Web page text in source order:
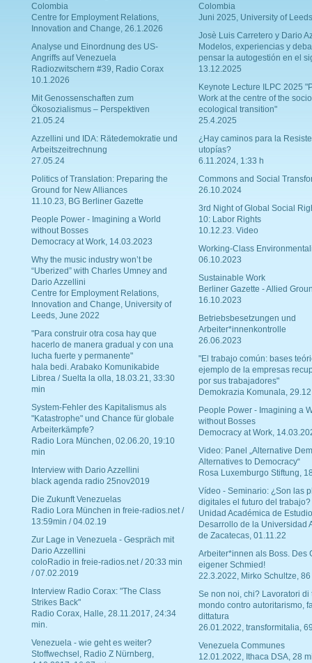
Colombia
Centre for Employment Relations,
Innovation and Change, 26.1.2026
Analyse und Einordnung des US-
Angriffs auf Venezuela
Radiozwitschern #39, Radio Corax
10.1.2026
Mit Genossenschaften zum
Ökosozialismus – Perspektiven
21.05.24
Azzellini und IDA: Rätedemokratie und
Arbeitszeitrechnung
27.05.24
Politics of Translation: Preparing the
Ground for New Alliances
11.10.23, BG Berliner Gazette
People Power - Imagining a World
without Bosses
Democracy at Work, 14.03.2023
Why the music industry won’t be
“Uberized” with Charles Umney and
Dario Azzellini
Centre for Employment Relations,
Innovation and Change, University of
Leeds, June 2022
"Para construir otra cosa hay que
hacerlo de manera gradual y con una
lucha fuerte y permanente"
hala bedi. Arabako Komunikabide
Librea / Suelta la olla, 18.03.21, 33:30
min
System-Fehler des Kapitalismus als
"Katastrophe" und Chance für globale
Arbeiterkämpfe?
Radio Lora München, 02.06.20, 19:10
min
Interview with Dario Azzellini
black agenda radio 25nov2019
Die Zukunft Venezuelas
Radio Lora München in freie-radios.net /
13:59min / 04.02.19
Zur Lage in Venezuela - Gespräch mit
Dario Azzellini
coloRadio in freie-radios.net / 20:33 min
/ 07.02.2019
Interview Radio Corax: "The Class
Strikes Back"
Radio Corax, Halle, 28.11.2017, 24:34
min.
Venezuela - wie geht es weiter?
Stoffwechsel, Radio Z Nürnberg,
Colombia
Juni 2025, University of Leeds
Josè Luis Carretero y Dario
Modelos, experiencias y
pensar la autogestión en el
13.12.2025
Keynote Lecture ILPC 2025
Work at the centre of the
ecological transition"
25.4.2025
¿Hay caminos para la
utopías?
6.11.2024, 1:33 h
Commons and Social
26.10.2024
3rd Night of Global Social
10: Labor Rights
10.12.23. Video
Working-Class
06.10.2023
Sustainable Work
Berliner Gazette - Allied
16.10.2023
Betriebsbesetzungen und
Arbeiter*innenkontrolle
26.06.2023
"El trabajo común: bases
ejemplo de la empresas
por sus trabajadores"
Demokrazia Komunala,
People Power - Imagining a
without Bosses
Democracy at Work,
Video: Panel „Alternative
Alternatives to Democracy“
Rosa Luxemburgo Stiftung,
Vídeo - Seminario: ¿Son las
digitales el futuro del trabajo?
Unidad Académica de
Desarrollo de la Universidad
de Zacatecas, 01.11.22
Arbeiter*innen als Boss. Des
eigener Schmied!
22.3.2022, Mirko Schultze, 86
Se non noi, chi? Lavoratori di
mondo contro autoritarismo,
dittatura
26.01.2022, transformitalia,
Venezuela Communes
12.01.2022, Ithaca DSA, 28